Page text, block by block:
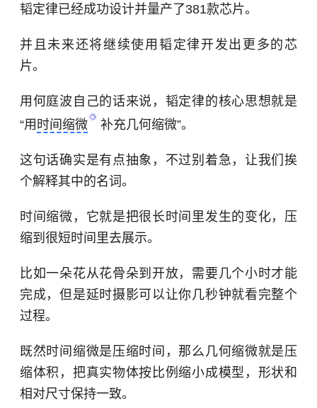
韬定律已经成功设计并量产了381款芯片。
并且未来还将继续使用韬定律开发出更多的芯
片。
用何庭波自己的话来说，韬定律的核心思想就是
“用 时间缩微 补充几何缩微”。
这句话确实是有点抽象，不过别着急，让我们挨
个解释其中的名词。
时间缩微，它就是把很长时间里发生的变化，压
缩到很短时间里去展示。
比如一朵花从花骨朵到开放，需要几个小时才能
完成，但是延时摄影可以让你几秒钟就看完整个
过程。
既然时间缩微是压缩时间，那么几何缩微就是压
缩体积，把真实物体按比例缩小成模型，形状和
相对尺寸保持一致。